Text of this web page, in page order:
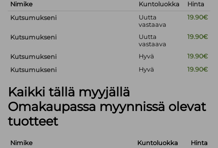
Nimike Kuntoluokka
Hinta
Kutsumukseni
Uutta
vastaava
19.90€
Kutsumukseni
Uutta
vastaava
19.90€
Kutsumukseni Hyvä
19.90€
Kutsumukseni
Hyvä 19.90€
Kaikki tällä myyjällä
Omakaupassa myynnissä olevat
tuotteet
Nimike Kuntoluokka Hinta